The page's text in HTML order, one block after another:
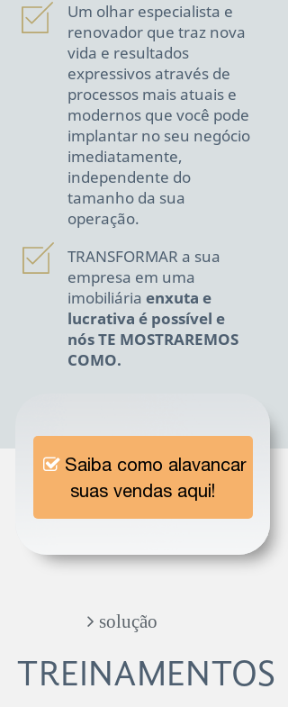
​​​​​​​​​​​​​​ solução
TREINAMENTOS
Um olhar especialista e
renovador que traz nova
vida e resultados
expressivos através de
processos mais atuais e
modernos que você pode
implantar no seu negócio
imediatamente,
independente do
tamanho da sua
operação.
TRANSFORMAR a sua
empresa em uma
imobiliáriaenxuta e
lucrativa é possível e
nós TE MOSTRAREMOS
COMO.
Saiba como alavancar
suas vendas aqui!